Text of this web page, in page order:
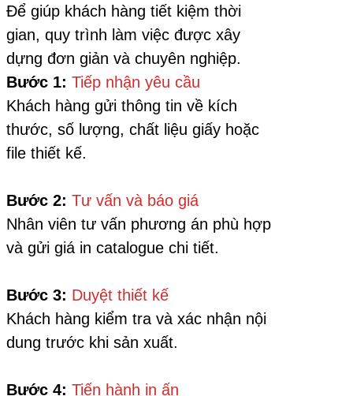
Để giúp khách hàng tiết kiệm thời
gian, quy trình làm việc được xây
dựng đơn giản và chuyên nghiệp.
Bước 1: Tiếp nhận yêu cầu
Khách hàng gửi thông tin về kích
thước, số lượng, chất liệu giấy hoặc
file thiết kế.
Bước 2: Tư vấn và báo giá
Nhân viên tư vấn phương án phù hợp
và gửi giá in catalogue chi tiết.
Bước 3: Duyệt thiết kế
Khách hàng kiểm tra và xác nhận nội
dung trước khi sản xuất.
Bước 4: Tiến hành in ấn